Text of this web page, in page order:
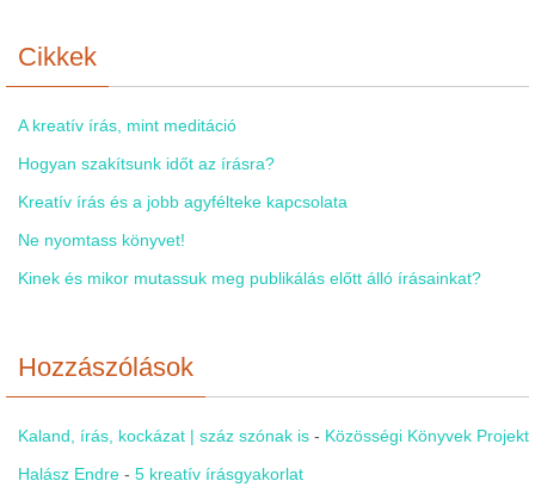
Cikkek
A kreatív írás, mint meditáció
Hogyan szakítsunk időt az írásra?
Kreatív írás és a jobb agyfélteke kapcsolata
Ne nyomtass könyvet!
Kinek és mikor mutassuk meg publikálás előtt álló írásainkat?
Hozzászólások
Kaland, írás, kockázat | száz szónak is - Közösségi Könyvek Projekt
Halász Endre - 5 kreatív írásgyakorlat